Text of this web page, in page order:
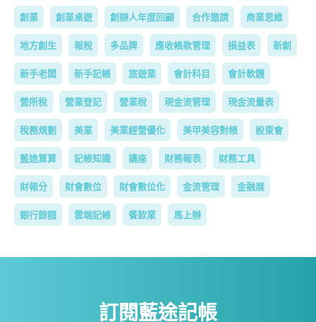
創業 創業桌遊 創辦人年度回顧 合作邀請 商業思維
地方創生 報稅 多品牌 應收帳款管理 損益表 新創
新手老闆 新手記帳 旅遊業 會計科目 會計軟體
營所稅 營業登記 營業稅 現金流管理 現金流量表
稅務規劃 美業 美業經營優化 美甲美容對帳 股東會
藍途算算 記帳知識 講座 財務報表 財務工具
財報分 財會數位 財會數位化 金流管理 金融展
銀行餘額 雲端記帳 餐飲業 馬上辦
訂閱藍途記帳